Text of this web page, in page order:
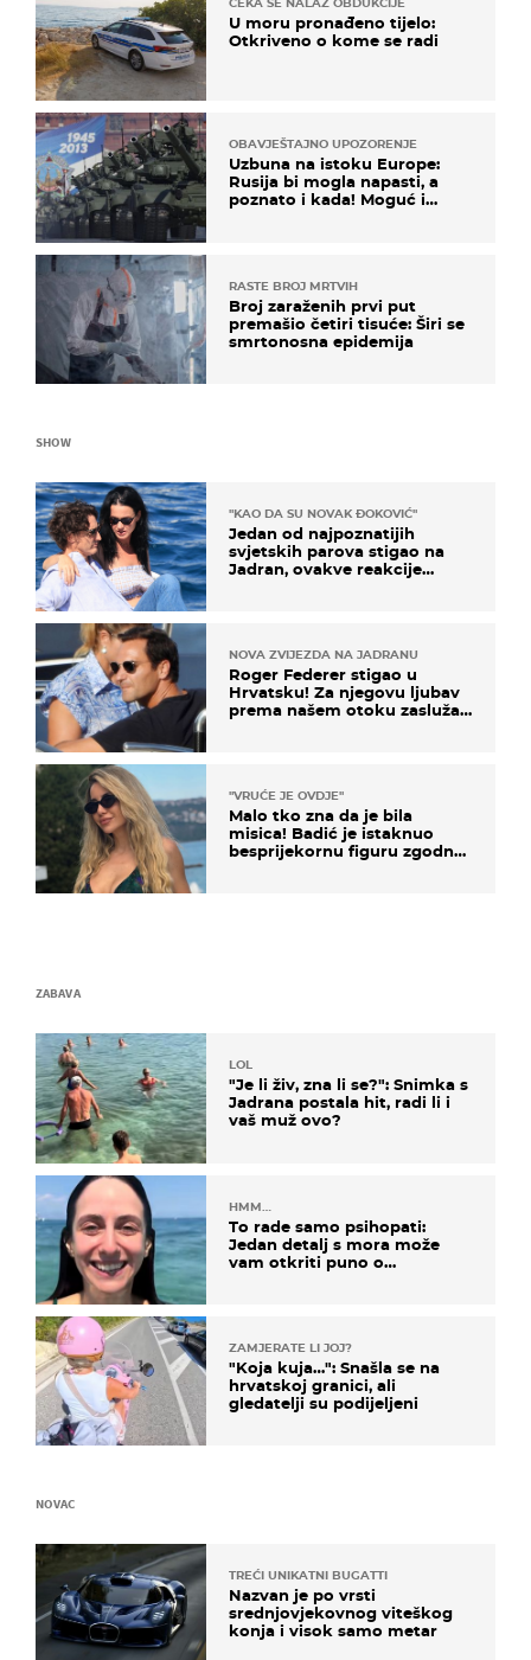
U moru pronađeno tijelo:
Otkriveno o kome se radi
OBAVJEŠTAJNO UPOZORENJE
Uzbuna na istoku Europe:
Rusija bi mogla napasti, a
poznato i kada! Moguć i
RASTE BROJ MRTVIH
Broj zaraženih prvi put
premašio četiri tisuće: Širi se
smrtonosna epidemija
SHOW
"KAO DA SU NOVAK ĐOKOVIĆ"
Jedan od najpoznatijih
svjetskih parova stigao na
Jadran, ovakve reakcije
NOVA ZVIJEZDA NA JADRANU
Roger Federer stigao u
Hrvatsku! Za njegovu ljubav
prema našem otoku zaslužan
"VRUĆE JE OVDJE"
Malo tko zna da je bila
misica! Badić je istaknuo
besprijekornu figuru zgodne
ZABAVA
LOL
"Je li živ, zna li se?": Snimka s
Jadrana postala hit, radi li i
vaš muž ovo?
HMM…
To rade samo psihopati:
Jedan detalj s mora može
vam otkriti puno o
ZAMJERATE LI JOJ?
"Koja kuja…": Snašla se na
hrvatskoj granici, ali
gledatelji su podijeljeni
NOVAC
TREĆI UNIKATNI BUGATTI
Nazvan je po vrsti
srednjovjekovnog viteškog
konja i visok samo metar